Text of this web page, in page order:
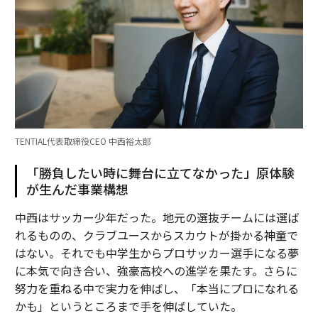
TENTIAL代表取締役CEO 中西裕太郎
「勝負したい時に舞台に立てなかった」原体験
が生んだ事業構想
中西はサッカー少年だった。地元の選抜チームには選ば
れるものの、クラブユースからスカウトが掛かる神童で
はない。それでも中学生からプロサッカー選手になる夢
に本気で向き合い、強豪高校への進学を果たす。さらに
努力を重ねる中で実力を伸ばし、「本当にプロになれる
かも」というところまで手を伸ばしていた。